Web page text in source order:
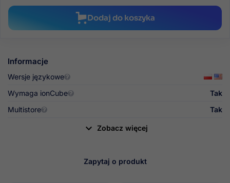
Informacje
Wersje językowe
Wymaga ionCube
Tak
Multistore
Tak
 Zobacz więcej
Zapytaj o produkt
Dodaj do koszyka